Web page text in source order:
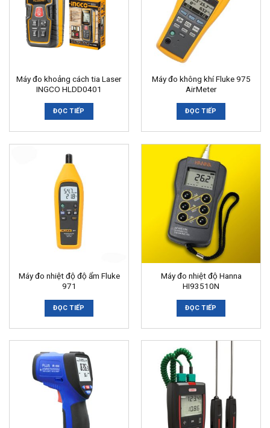
Máy đo khoảng cách tia Laser
INGCO HLDD0401
ĐỌC TIẾP
Máy đo không khí Fluke 975
AirMeter
ĐỌC TIẾP
Máy đo nhiệt độ độ ẩm Fluke
971
ĐỌC TIẾP
Máy đo nhiệt độ Hanna
HI93510N
ĐỌC TIẾP